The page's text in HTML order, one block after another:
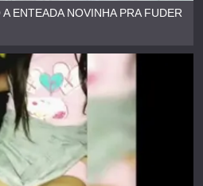
ENTEADA NOVINHA PRA FUDER